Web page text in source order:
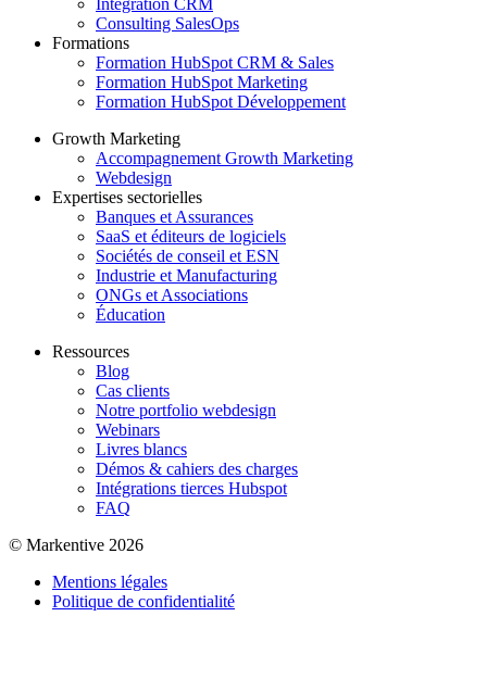
Intégration CRM
Consulting SalesOps
Formations
Formation HubSpot CRM & Sales
Formation HubSpot Marketing
Formation HubSpot Développement
Growth Marketing
Accompagnement Growth Marketing
Webdesign
Expertises sectorielles
Banques et Assurances
SaaS et éditeurs de logiciels
Sociétés de conseil et ESN
Industrie et Manufacturing
ONGs et Associations
Éducation
Ressources
Blog
Cas clients
Notre portfolio webdesign
Webinars
Livres blancs
Démos & cahiers des charges
Intégrations tierces Hubspot
FAQ
© Markentive 2026
Mentions légales
Politique de confidentialité